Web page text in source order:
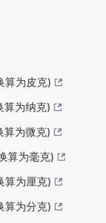
算为皮克)
算为纳克)
算为微克)
算为毫克)
算为厘克)
算为分克)